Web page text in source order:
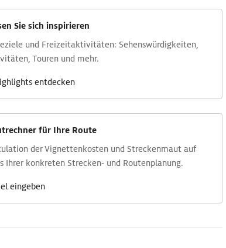
Sie sich inspirieren
und Freizeit­aktivitäten: Sehens­würdig­keiten,
Touren und mehr.
entdecken
für Ihre Route
der Vignettenkosten und Streckenmaut auf
Ihrer konkreten Strecken- und Routenplanung.
eingeben